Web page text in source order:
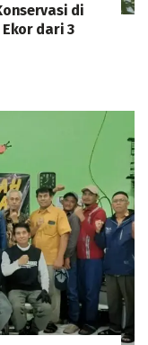
di
dari 3